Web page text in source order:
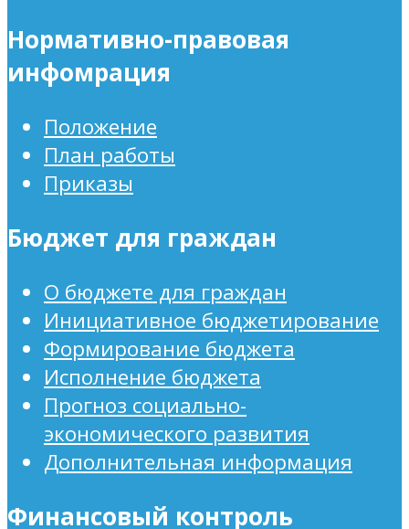
Нормативно-правовая
инфомрация
Положение
План работы
Приказы
Бюджет для граждан
О бюджете для граждан
Инициативное бюджетирование
Формирование бюджета
Исполнение бюджета
Прогноз социально-
экономического развития
Дополнительная информация
Финансовый контроль